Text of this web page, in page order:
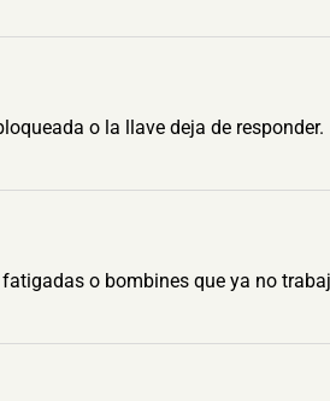
o la llave deja de responder.
o bombines que ya no